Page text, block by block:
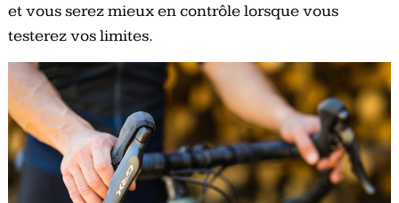
et vous serez mieux en contrôle lorsque vous
testerez vos limites.